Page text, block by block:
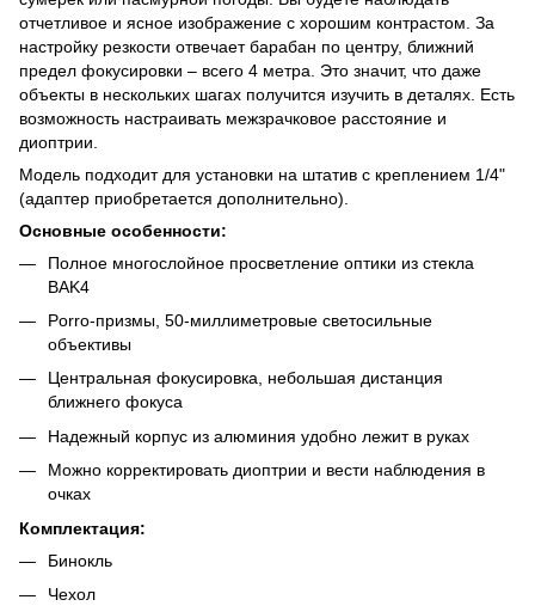
отчетливое и ясное изображение с хорошим контрастом. За
настройку резкости отвечает барабан по центру, ближний
предел фокусировки – всего 4 метра. Это значит, что даже
объекты в нескольких шагах получится изучить в деталях. Есть
возможность настраивать межзрачковое расстояние и
диоптрии.
Модель подходит для установки на штатив с креплением 1/4"
(адаптер приобретается дополнительно).
Основные особенности:
Полное многослойное просветление оптики из стекла
BAK4
Porro-призмы, 50-миллиметровые светосильные
объективы
Центральная фокусировка, небольшая дистанция
ближнего фокуса
Надежный корпус из алюминия удобно лежит в руках
Можно корректировать диоптрии и вести наблюдения в
очках
Комплектация:
Бинокль
Чехол